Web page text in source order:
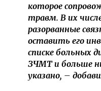
которое
травм. В их
разорванные
оставить его
списке больных
ЗЧМТ и больше
указано, –